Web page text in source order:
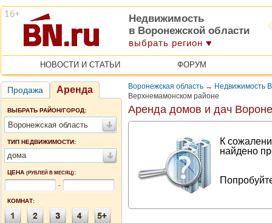
Недвижимость
в Воронежской области
выбрать регион
НОВОСТИ И СТАТЬИ ФОРУМ
Продажа Аренда
ВЫБРАТЬ РАЙОН/ГОРОД:
Воронежская область
ТИП НЕДВИЖИМОСТИ:
дома
ЦЕНА (РУБЛЕЙ В МЕСЯЦ):
-
КОМНАТ:
Воронежская область → Недвижимость
Верхнемамонском районе
Аренда домов и дач
К
найдено